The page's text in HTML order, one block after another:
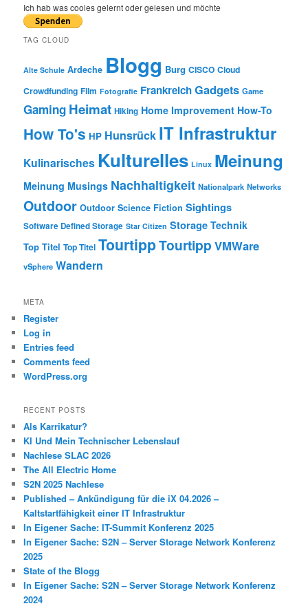
r
c
Ich hab was cooles gelernt oder gelesen und möchte
TAG CLOUD
Alte Schule Ardeche Blogg Burg CISCO Cloud
Crowdfunding Film Fotografie FrankreichGadgets Game
Gaming Heimat Hiking Home Improvement How-To
How To's HP Hunsrück IT Infrastruktur
Kulinarisches Kulturelles Linux Meinung
Meinung Musings Nachhaltigkeit Nationalpark Networks
Outdoor Outdoor Science Fiction Sightings
Software Defined Storage Star Citizen Storage Technik
Top Titel Top Titel TourtippTourtipp VMWare
vSphere Wandern
META
Register
Log in
Entries feed
Comments feed
WordPress.org
RECENT POSTS
Als Karrikatur?
KI Und Mein Technischer Lebenslauf
Nachlese SLAC 2026
The All Electric Home
S2N 2025 Nachlese
Published – Ankündigung für die iX 04.2026 –
Kaltstartfähigkeit einer IT Infrastruktur
In Eigener Sache: IT-Summit Konferenz 2025
In Eigener Sache: S2N – Server Storage Network Konferenz
2025
State of the Blogg
In Eigener Sache: S2N – Server Storage Network Konferenz
2024